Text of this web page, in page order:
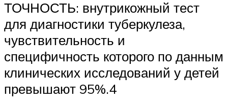
ТОЧНОСТЬ: внутрикожный тест
для диагностики туберкулеза,
чувствительность и
специфичность которого по данным
клинических исследований у детей
превышают 95%.4